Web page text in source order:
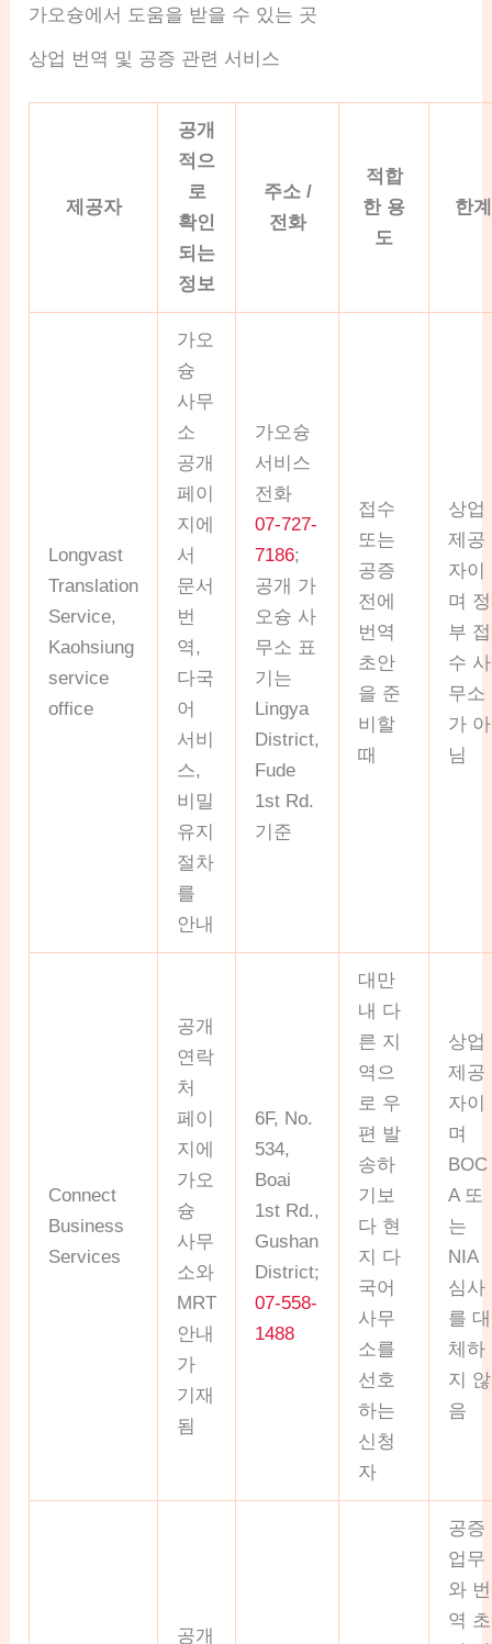
가오슝에서 도움을 받을 수 있는 곳
상업 번역 및 공증 관련 서비스
제공자
공개
적으
로
확인
되는
정보
주소 /
전화
적합
한 용
도
한계
Longvast
Translation
Service,
Kaohsiung
service
office
가오
슝
사무
소
공개
페이
지에
서
문서
번
역,
다국
어
서비
스,
비밀
유지
절차
를
안내
가오슝
서비스
전화
07-727-
7186;
공개 가
오슝 사
무소 표
기는
Lingya
District,
Fude
1st Rd.
기준
접수
또는
공증
전에
번역
초안
을 준
비할
때
상업
제공
자이
며 정
부 접
수 사
무소
가 아
님
Connect
Business
Services
공개
연락
처
페이
지에
가오
슝
사무
소와
MRT
안내
가
기재
됨
6F, No.
534,
Boai
1st Rd.,
Gushan
District;
07-558-
1488
대만
내 다
른 지
역으
로 우
편 발
송하
기보
다 현
지 다
국어
사무
소를
선호
하는
신청
자
상업
제공
자이
며
BOC
A 또
는
NIA
심사
를 대
체하
지 않
음
공개
공증
업무
와 번
역 초